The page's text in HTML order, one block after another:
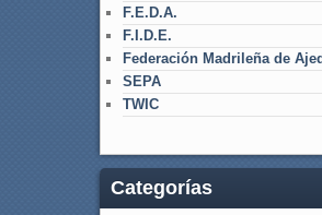
F.E.D.A.
F.I.D.E.
Federación Madrileña de
SEPA
TWIC
Categorías